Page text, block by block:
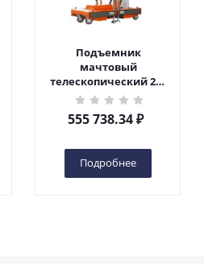
Подъемник
мачтовый
телескопический 200
кг 6 м TOR GTWY6-200S
DC 2-мачтовый
(автономный) (G) в
555 738.34₽
Подробнее